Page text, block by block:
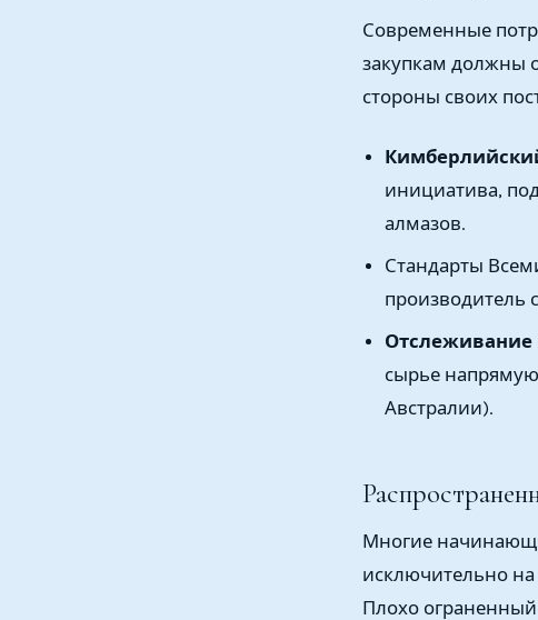
Современные
закупкам должны
стороны своих
инициатива,
алмазов.
Стандарты
производитель
Отслеживание
сырье
Австралии).
Многие
исключительно на
Плохо